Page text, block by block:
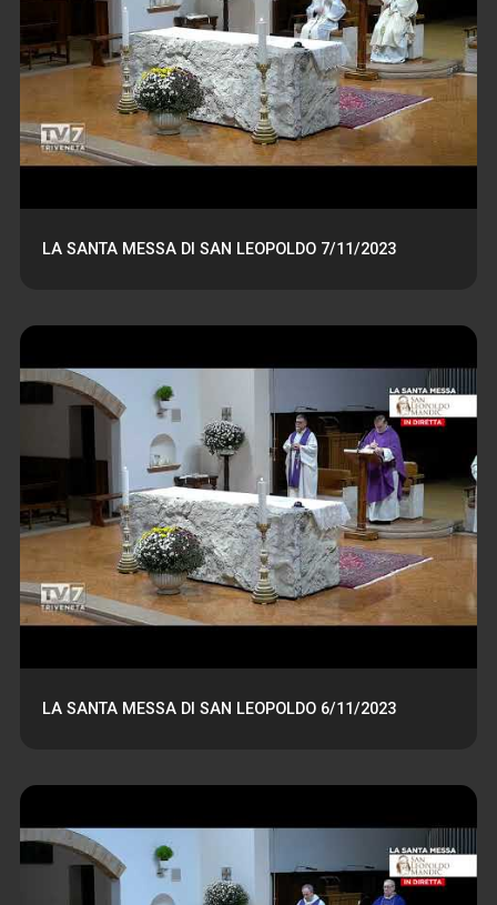
LA SANTA MESSA DI SAN LEOPOLDO 7/11/2023
LA SANTA MESSA DI SAN LEOPOLDO 6/11/2023